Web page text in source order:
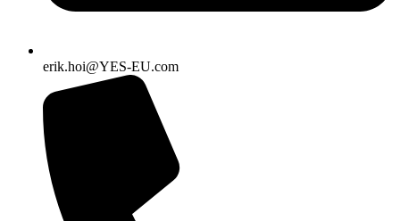
erik.hoi@YES-EU.com